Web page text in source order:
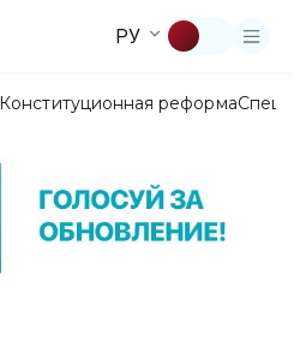
РУ
Конституционная реформа